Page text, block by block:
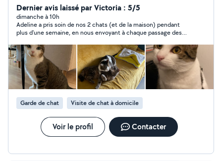
vos éventuels questionnements autour de l'éducation.
Passionnée par les animaux et soucieuse de leur bien
être, je vous propose également mes services pour
rendre visite à votre/vos petit(s)compagnon(s) à votre
domicile. Disponible soirs/ week-ends et véhiculée
N'hésitez pas à me contacter !
Dernier avis laissé par Victoria : 5/5
dimanche à 10h
Adeline a pris soin de nos 2 chats (et de la maison) pendant
plus d'une semaine, en nous envoyant à chaque passage des
confiance. Adeline est d'une grande gentillesse, disponible,
fiable et sait s'adapter aux besoins de vos animaux. Merci
encore à elle pour son engagement ! Nous referons appel à
elle, sans aucun doute.
Garde de chat Visite de chat à domicile
Voir le profil Contacter